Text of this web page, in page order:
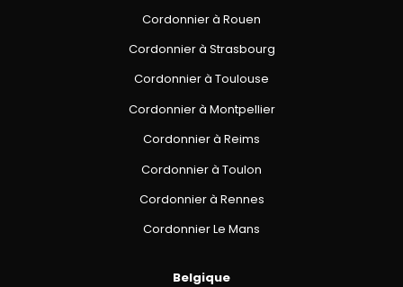
Cordonnier à Rouen
Cordonnier à Strasbourg
Cordonnier à Toulouse
Cordonnier à Montpellier
Cordonnier à Reims
Cordonnier à Toulon
Cordonnier à Rennes
Cordonnier Le Mans
Belgique